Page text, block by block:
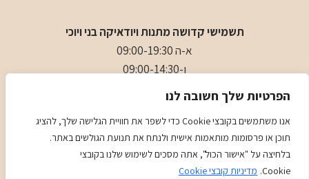
הפרטיות שלך חשובה לנו
אנו משתמשים בקובצי Cookie כדי לשפר את חוויית הגלישה שלך, להציג
תוכן או פרסומות מותאמות אישית ולנתח את תנועת הגולשים באתר.
בלחיצה על "אישור הכול", אתה מסכים לשימוש שלנו בקובצי
Cookie. מדיניות קובצי Cookie
תשמישי קדושה מתנות ויודאיקה בני ויוכי
א-ה 09:00-19:30
ו-09:00-14:30
- 0509501282
: כיכר המייסדים 4 ראשון לציון (ליד הבית כנסת הגדול)
מדיניות מדיניות COOKIES
© 2026 Judaica Gifts - WordPress Theme by
Kadence